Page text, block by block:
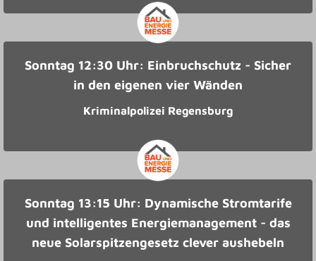
Sonntag 12:30 Uhr: Einbruchschutz - Sicher
in den eigenen vier Wänden
Kriminalpolizei Regensburg
Sonntag 13:15 Uhr: Dynamische Stromtarife
und intelligentes Energiemanagement - das
neue Solarspitzengesetz clever aushebeln